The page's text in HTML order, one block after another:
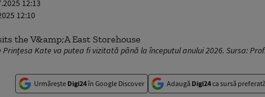
12:13
12:10
Kate va putea fi vizitată până la începutul anului 2026. Sursa:
Urmărește Digi24în Google Discover Adaugă Digi24ca sursă